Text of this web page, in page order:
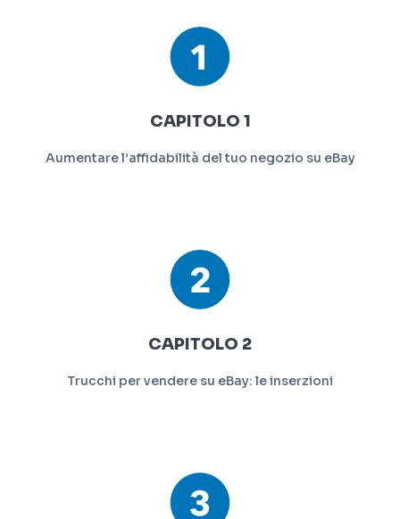
CAPITOLO 1
Aumentare l’affidabilità del tuo negozio su eBay
CAPITOLO 2
Trucchi per vendere su eBay: le inserzioni